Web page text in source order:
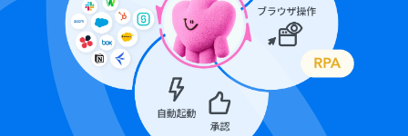
（オペレーション）となっております。フリープランの場
合は設定しているフローボットのオペレーションはエラ
ーとなりますので、ご注意ください。
ミニプランなどの有料プランは、2週間の無料トライアル
を行うことが可能です。無料トライアル中には制限対象の
アプリや機能（オペレーション）を使用することができ
ます。